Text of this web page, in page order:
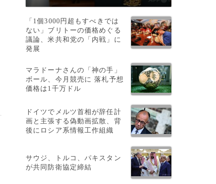
「1個3000円超もすべきでは
ない」ブリトーの価格めぐる
議論、米共和党の「内戦」に
発展
マラドーナさんの「神の手」
ボール、今月競売に 落札予想
価格は1千万ドル
ドイツでメルツ首相が辞任計
画と主張する偽動画拡散、背
後にロシア系情報工作組織
サウジ、トルコ、パキスタン
が共同防衛協定締結